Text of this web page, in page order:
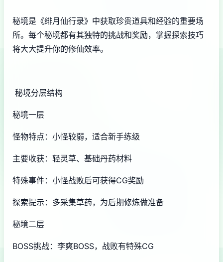
秘境是《绯月仙行录》中获取珍贵道具和经验的重要场
所。每个秘境都有其独特的挑战和奖励，掌握探索技巧
将大大提升你的修仙效率。
秘境分层结构
秘境一层
怪物特点：小怪较弱，适合新手练级
主要收获：轻灵草、基础丹药材料
特殊事件：小怪战败后可获得CG奖励
探索提示：多采集草药，为后期修炼做准备
秘境二层
BOSS挑战：李爽BOSS，战败有特殊CG